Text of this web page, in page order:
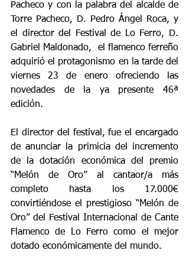
Pacheco y con la palabra del alcalde de
Torre Pacheco, D. Pedro Ángel Roca, y
el director del Festival de Lo Ferro, D.
Gabriel Maldonado,  el flamenco ferreño
adquirió el protagonismo en la tarde del
viernes 23 de enero ofreciendo las
novedades de la ya presente 46ª
edición.
El director del festival, fue el encargado
de anunciar la primicia del incremento
de la dotación económica del premio
“Melón de Oro” al cantaor/a más
completo hasta los 17.000€
convirtiéndose el prestigioso “Melón de
Oro” del Festival Internacional de Cante
Flamenco de Lo Ferro como el mejor
dotado económicamente del mundo.